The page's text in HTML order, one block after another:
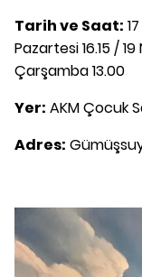
Tarih ve Saat:
Pazartesi 16.15 /
Çarşamba 13.00
Yer: AKM Çocuk
Adres: